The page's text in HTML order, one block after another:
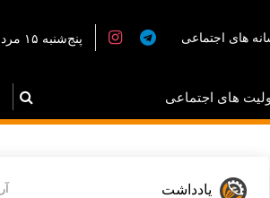
های اجتماعی پنج‌شنبه ۱۵ مرداد ۱۴۰۵
های اجتماعی
یادداشت